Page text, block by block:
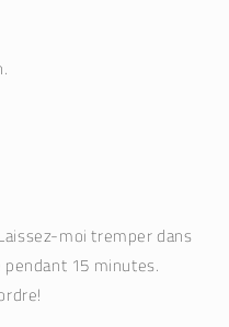
moi tremper dans
15 minutes.